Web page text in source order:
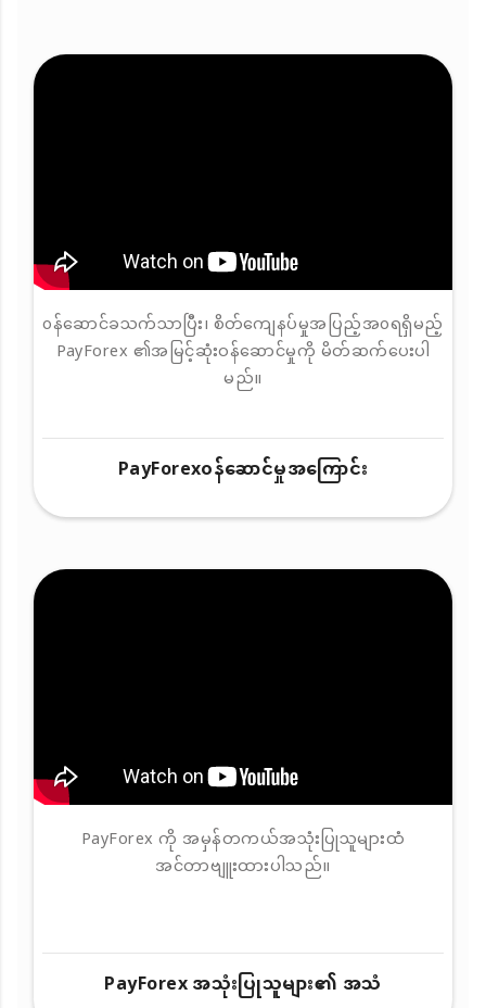
၀န်ဆောင်ခသက်သာပြီး၊ စိတ်ကျေနပ်မှုအပြည့်အ၀ရရှိမည့်
PayForex ၏အမြင့်ဆုံးဝန်ဆောင်မှုကို မိတ်ဆက်ပေးပါ
မည်။
PayForex၀န်ဆောင်မှုအကြောင်း
PayForex ကို အမှန်တကယ်အသုံးပြုသူများထံ
အင်တာဗျူးထားပါသည်။
PayForex အသုံးပြုသူများ၏ အသံ